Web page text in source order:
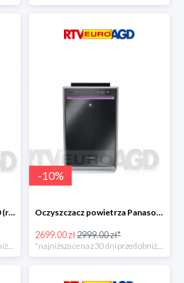
Smartwatch Forever KW-300 (różowy) + głośnik Rabbit ABS-100 -111zł
*najniższa cena z 30 dni przed obniżką
-10%
Oczyszczacz powietrza Panasonic FVXR90GK -300zł
2699.00 zł2999.00 zł*
*najniższa cena z 30 dni przed obniżką